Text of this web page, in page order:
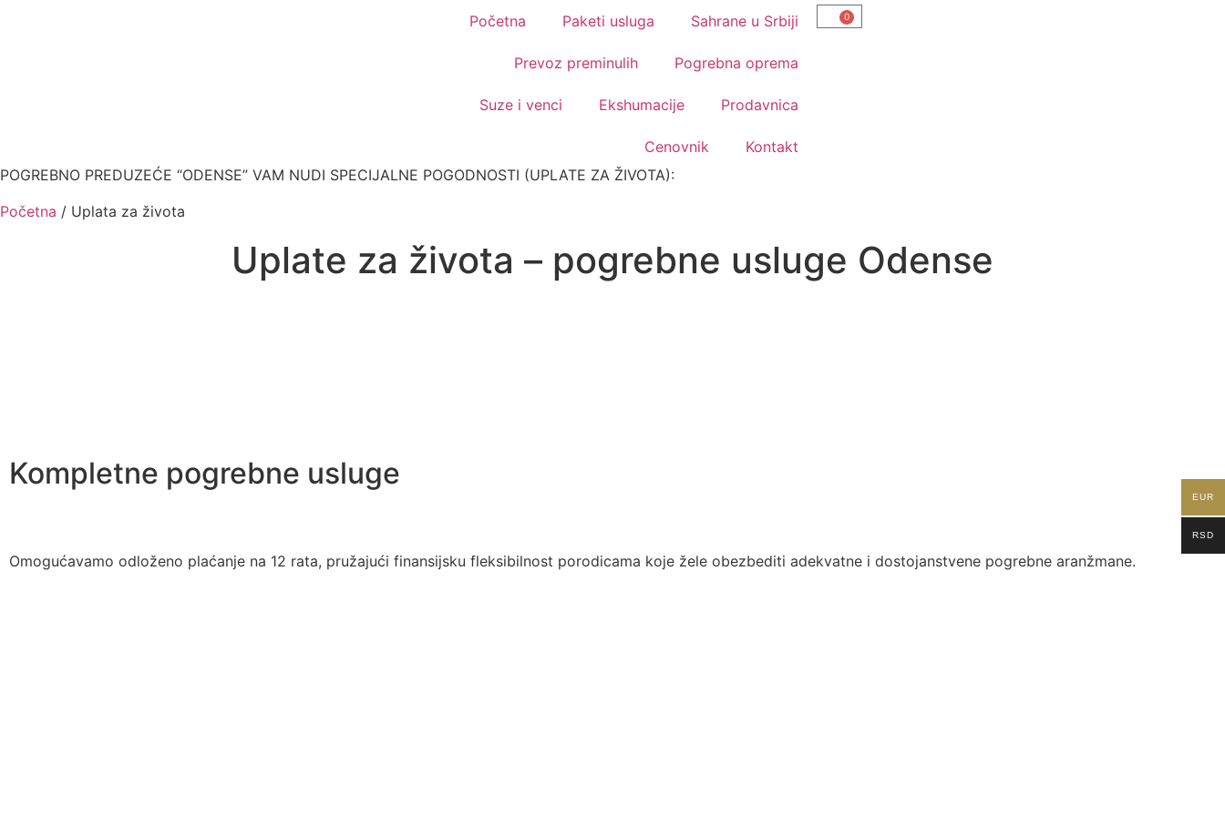
Početna Paketi usluga Sahrane u Srbiji
Prevoz preminulih Pogrebna oprema
Suze i venci Ekshumacije Prodavnica
Cenovnik Kontakt
0
POGREBNO PREDUZEĆE “ODENSE” VAM NUDI SPECIJALNE POGODNOSTI (UPLATE ZA ŽIVOTA):
Početna / Uplata za života
Uplate za života – pogrebne usluge Odense
Kompletne pogrebne usluge
Omogućavamo odloženo plaćanje na 12 rata, pružajući finansijsku fleksibilnost porodicama koje žele obezbediti adekvatne i dostojanstvene pogrebne aranžmane.
EUR
RSD